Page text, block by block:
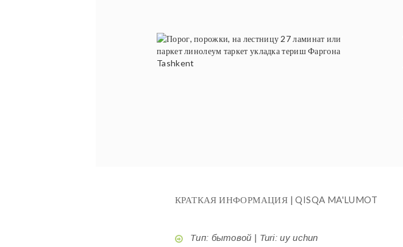
КРАТКАЯ ИНФОРМАЦИЯ | QISQA MA'LUMOT
Тип: бытовой | Turi: uy uchun